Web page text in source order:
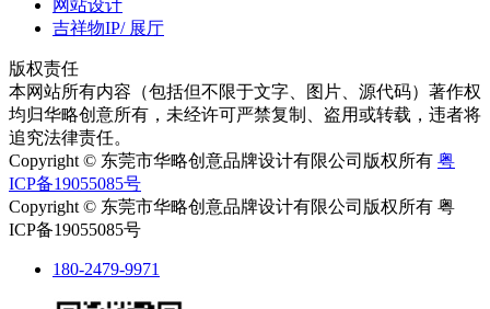
网站设计
吉祥物IP/ 展厅
版权责任
本网站所有内容（包括但不限于文字、图片、源代码）著作权
均归华略创意所有，未经许可严禁复制、盗用或转载，违者将
追究法律责任。
Copyright © 东莞市华略创意品牌设计有限公司版权所有 粤
ICP备19055085号
Copyright © 东莞市华略创意品牌设计有限公司版权所有 粤
ICP备19055085号
180-2479-9971